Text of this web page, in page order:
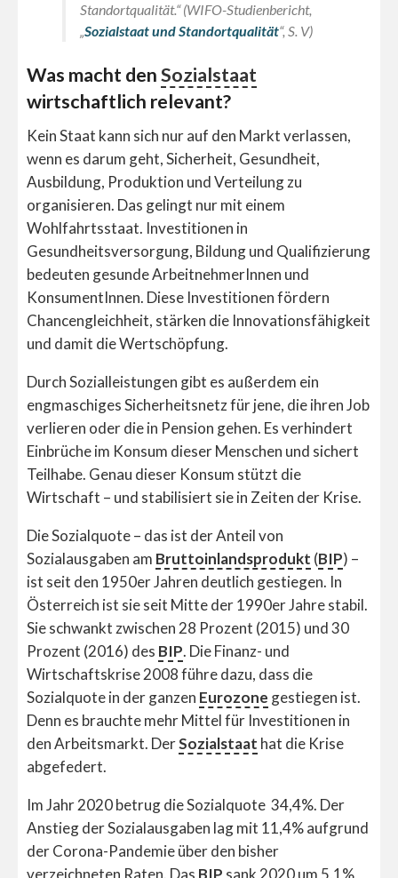
Standortqualität.“ (WIFO-Studienbericht,
„Sozialstaat und Standortqualität“, S. V)
Was macht denSozialstaat
wirtschaftlich relevant?
Kein Staat kann sich nur auf den Markt verlassen,
wenn es darum geht, Sicherheit, Gesundheit,
Ausbildung, Produktion und Verteilung zu
organisieren. Das gelingt nur mit einem
Wohlfahrtsstaat. Investitionen in
Gesundheitsversorgung, Bildung und Qualifizierung
bedeuten gesunde ArbeitnehmerInnen und
KonsumentInnen. Diese Investitionen fördern
Chancengleichheit, stärken die Innovationsfähigkeit
und damit die Wertschöpfung.
Durch Sozialleistungen gibt es außerdem ein
engmaschiges Sicherheitsnetz für jene, die ihren Job
verlieren oder die in Pension gehen. Es verhindert
Einbrüche im Konsum dieser Menschen und sichert
Teilhabe. Genau dieser Konsum stützt die
Wirtschaft – und stabilisiert sie in Zeiten der Krise.
Die Sozialquote – das ist der Anteil von
Sozialausgaben am Bruttoinlandsprodukt (BIP) –
ist seit den 1950er Jahren deutlich gestiegen. In
Österreich ist sie seit Mitte der 1990er Jahre stabil.
Sie schwankt zwischen 28 Prozent (2015) und 30
Prozent (2016) des BIP. Die Finanz- und
Wirtschaftskrise 2008 führe dazu, dass die
Sozialquote in der ganzen Eurozone gestiegen ist.
Denn es brauchte mehr Mittel für Investitionen in
den Arbeitsmarkt. DerSozialstaat hat die Krise
abgefedert.
Im Jahr 2020 betrug die Sozialquote 34,4%. Der
Anstieg der Sozialausgaben lag mit 11,4% aufgrund
der Corona-Pandemie über den bisher
verzeichneten Raten. Das BIP sank 2020 um 5,1%